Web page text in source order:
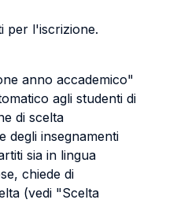
per l'iscrizione.
anno accademico"
agli studenti di
di scelta
degli insegnamenti
sia in lingua
chiede di
(vedi "Scelta